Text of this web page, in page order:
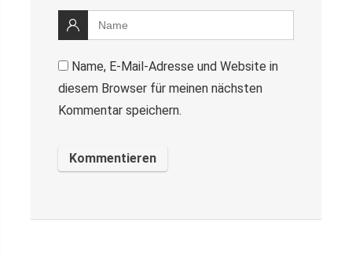
Name, E-Mail-Adresse und Website in
diesem Browser für meinen nächsten
Kommentar speichern.